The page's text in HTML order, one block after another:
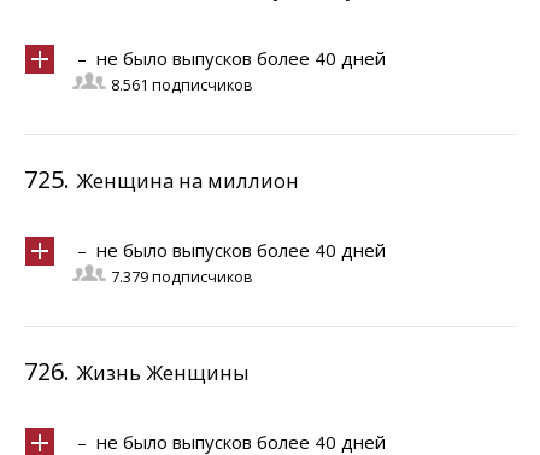
– не было выпусков более 40 дней
8.561 подписчиков
725. Женщина на миллион
– не было выпусков более 40 дней
7.379 подписчиков
726. Жизнь Женщины
– не было выпусков более 40 дней